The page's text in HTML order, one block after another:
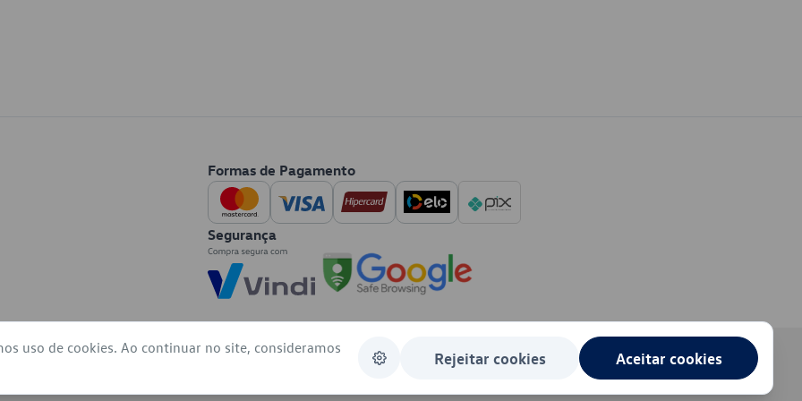
Formas de Pagamento
Segurança
uso de cookies. Ao continuar no site, consideramos
Rejeitar cookies Aceitar cookies